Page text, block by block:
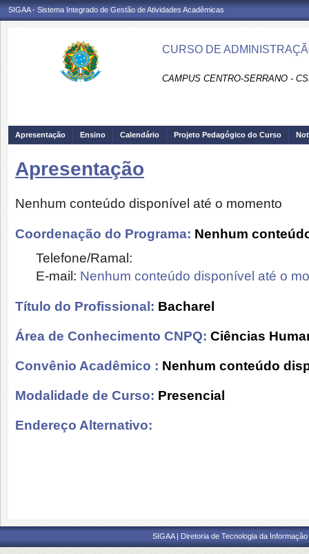
SIGAA - Sistema Integrado de Gestão de Atividades Acadêmicas
CURSO DE
CAMPUS CENTRO-SERRANO -
Apresentação Ensino Calendário Projeto Pedagógico do Curso
Apresentação
Nenhum conteúdo disponível até o momento
Coordenação do Programa: Nenhum
Telefone/Ramal:
E-mail: Nenhum conteúdo disponível até o
Título do Profissional: Bacharel
Área de Conhecimento CNPQ: Ciências
Convênio Acadêmico : Nenhum conteúdo
Modalidade de Curso: Presencial
Endereço Alternativo:
SIGAA | Diretoria de Tecnologia da